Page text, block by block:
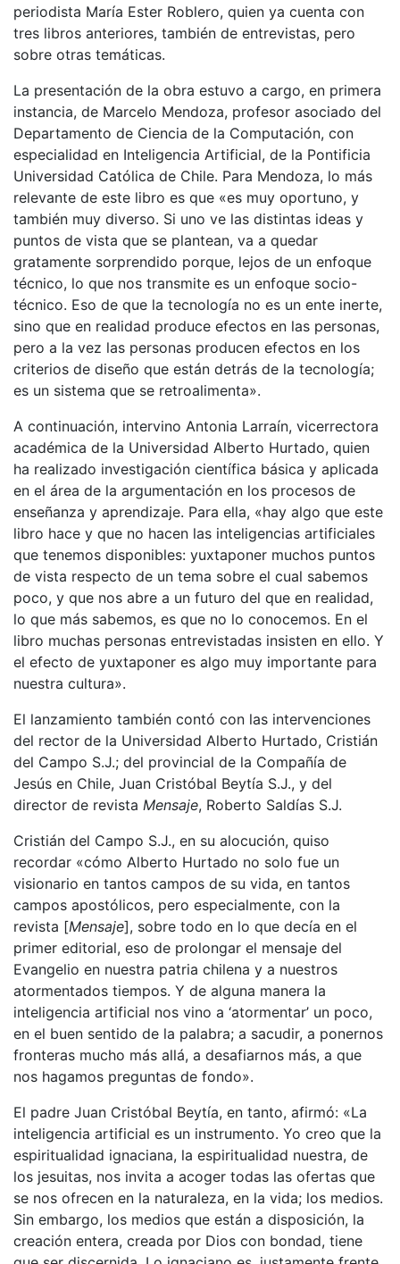
periodista María Ester Roblero, quien ya cuenta con
tres libros anteriores, también de entrevistas, pero
sobre otras temáticas.
La presentación de la obra estuvo a cargo, en primera
instancia, de Marcelo Mendoza, profesor asociado del
Departamento de Ciencia de la Computación, con
especialidad en Inteligencia Artificial, de la Pontificia
Universidad Católica de Chile. Para Mendoza, lo más
relevante de este libro es que «es muy oportuno, y
también muy diverso. Si uno ve las distintas ideas y
puntos de vista que se plantean, va a quedar
gratamente sorprendido porque, lejos de un enfoque
técnico, lo que nos transmite es un enfoque socio-
técnico. Eso de que la tecnología no es un ente inerte,
sino que en realidad produce efectos en las personas,
pero a la vez las personas producen efectos en los
criterios de diseño que están detrás de la tecnología;
es un sistema que se retroalimenta».
A continuación, intervino Antonia Larraín, vicerrectora
académica de la Universidad Alberto Hurtado, quien
ha realizado investigación científica básica y aplicada
en el área de la argumentación en los procesos de
enseñanza y aprendizaje. Para ella, «hay algo que este
libro hace y que no hacen las inteligencias artificiales
que tenemos disponibles: yuxtaponer muchos puntos
de vista respecto de un tema sobre el cual sabemos
poco, y que nos abre a un futuro del que en realidad,
lo que más sabemos, es que no lo conocemos. En el
libro muchas personas entrevistadas insisten en ello. Y
el efecto de yuxtaponer es algo muy importante para
nuestra cultura».
El lanzamiento también contó con las intervenciones
del rector de la Universidad Alberto Hurtado, Cristián
del Campo S.J.; del provincial de la Compañía de
Jesús en Chile, Juan Cristóbal Beytía S.J., y del
director de revista Mensaje, Roberto Saldías S.J.
Cristián del Campo S.J., en su alocución, quiso
recordar «cómo Alberto Hurtado no solo fue un
visionario en tantos campos de su vida, en tantos
campos apostólicos, pero especialmente, con la
revista [Mensaje], sobre todo en lo que decía en el
primer editorial, eso de prolongar el mensaje del
Evangelio en nuestra patria chilena y a nuestros
atormentados tiempos. Y de alguna manera la
inteligencia artificial nos vino a ‘atormentar’ un poco,
en el buen sentido de la palabra; a sacudir, a ponernos
fronteras mucho más allá, a desafiarnos más, a que
nos hagamos preguntas de fondo».
El padre Juan Cristóbal Beytía, en tanto, afirmó: «La
inteligencia artificial es un instrumento. Yo creo que la
espiritualidad ignaciana, la espiritualidad nuestra, de
los jesuitas, nos invita a acoger todas las ofertas que
se nos ofrecen en la naturaleza, en la vida; los medios.
Sin embargo, los medios que están a disposición, la
creación entera, creada por Dios con bondad, tiene